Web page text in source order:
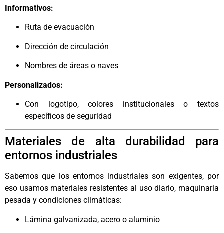
Informativos:
Ruta de evacuación
Dirección de circulación
Nombres de áreas o naves
Personalizados:
Con logotipo, colores institucionales o textos
específicos de seguridad
Materiales de alta durabilidad para
entornos industriales
Sabemos que los entornos industriales son exigentes, por
eso usamos materiales resistentes al uso diario, maquinaria
pesada y condiciones climáticas:
Lámina galvanizada, acero o aluminio